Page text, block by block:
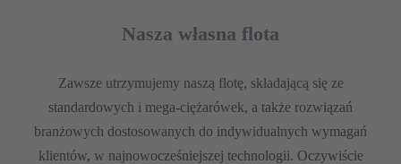
Nasza własna flota
Zawsze utrzymujemy naszą flotę, składającą się ze
standardowych i mega-ciężarówek, a także rozwiązań
branżowych dostosowanych do indywidualnych wymagań
klientów, w najnowocześniejszej technologii. Oczywiście